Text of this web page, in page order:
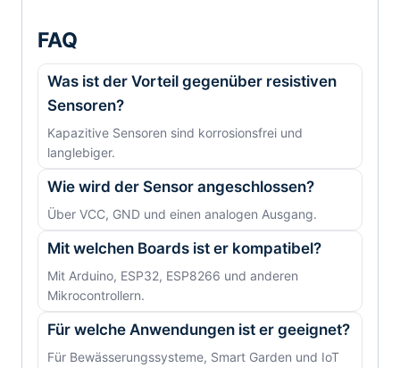
FAQ
Was ist der Vorteil gegenüber resistiven
Sensoren?
Kapazitive Sensoren sind korrosionsfrei und
langlebiger.
Wie wird der Sensor angeschlossen?
Über VCC, GND und einen analogen Ausgang.
Mit welchen Boards ist er kompatibel?
Mit Arduino, ESP32, ESP8266 und anderen
Mikrocontrollern.
Für welche Anwendungen ist er geeignet?
Für Bewässerungssysteme, Smart Garden und IoT